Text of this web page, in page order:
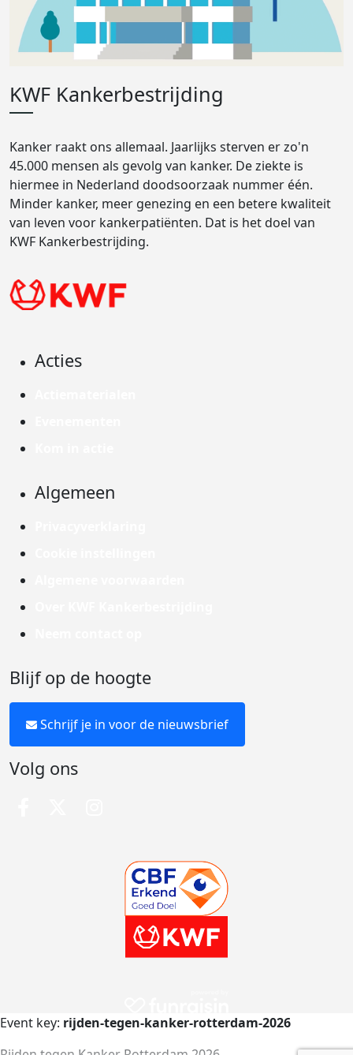
KWF Kankerbestrijding
Kanker raakt ons allemaal. Jaarlijks sterven er zo'n
45.000 mensen als gevolg van kanker. De ziekte is
hiermee in Nederland doodsoorzaak nummer één.
Minder kanker, meer genezing en een betere kwaliteit
van leven voor kankerpatiënten. Dat is het doel van
KWF Kankerbestrijding.
Acties
Algemeen
Blijf op de hoogte
Schrijf je in voor de nieuwsbrief
Volg ons
Event key: rijden-tegen-kanker-rotterdam-2026